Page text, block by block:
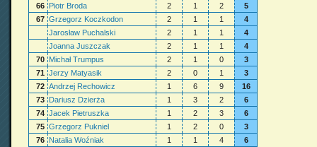
66 Piotr Broda 2 1 2
5
67 Grzegorz Koczkodon 2 1 1
4
Jarosław Puchalski
2 1 1
4
Joanna Juszczak
2 1 1
4
70 Michał Trumpus 2 1 0
3
71 Jerzy Matyasik 2 0 1
3
72 Andrzej Rechowicz 1 6 9
16
73 Dariusz Dzierża 1 3 2
6
74 Jacek Pietruszka 1 2 3
6
75 Grzegorz Pukniel 1 2 0
3
76 Natalia Woźniak 1 1 4
6